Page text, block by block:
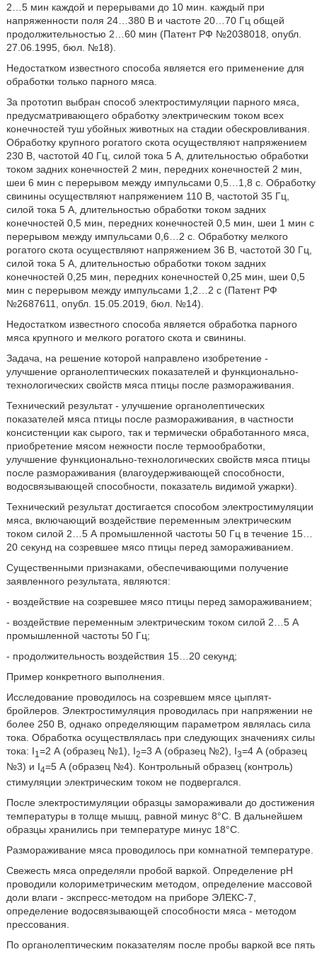
2…5 мин каждой и перерывами до 10 мин. каждый при
напряженности поля 24…380 В и частоте 20…70 Гц общей
продолжительностью 2…60 мин (Патент РФ №2038018, опубл.
27.06.1995, бюл. №18).
Недостатком известного способа является его применение для
обработки только парного мяса.
За прототип выбран способ электростимуляции парного мяса,
предусматривающего обработку электрическим током всех
конечностей туш убойных животных на стадии обескровливания.
Обработку крупного рогатого скота осуществляют напряжением
230 В, частотой 40 Гц, силой тока 5 А, длительностью обработки
током задних конечностей 2 мин, передних конечностей 2 мин,
шеи 6 мин с перерывом между импульсами 0,5…1,8 с. Обработку
свинины осуществляют напряжением 110 В, частотой 35 Гц,
силой тока 5 А, длительностью обработки током задних
конечностей 0,5 мин, передних конечностей 0,5 мин, шеи 1 мин с
перерывом между импульсами 0,6…2 с. Обработку мелкого
рогатого скота осуществляют напряжением 36 В, частотой 30 Гц,
силой тока 5 А, длительностью обработки током задних
конечностей 0,25 мин, передних конечностей 0,25 мин, шеи 0,5
мин с перерывом между импульсами 1,2…2 с (Патент РФ
№2687611, опубл. 15.05.2019, бюл. №14).
Недостатком известного способа является обработка парного
мяса крупного и мелкого рогатого скота и свинины.
Задача, на решение которой направлено изобретение -
улучшение органолептических показателей и функционально-
технологических свойств мяса птицы после размораживания.
Технический результат - улучшение органолептических
показателей мяса птицы после размораживания, в частности
консистенции как сырого, так и термически обработанного мяса,
приобретение мясом нежности после термообработки,
улучшение функционально-технологических свойств мяса птицы
после размораживания (влагоудерживающей способности,
водосвязывающей способности, показатель видимой ужарки).
Технический результат достигается способом электростимуляции
мяса, включающий воздействие переменным электрическим
током силой 2…5 А промышленной частоты 50 Гц в течение 15…
20 секунд на созревшее мясо птицы перед замораживанием.
Существенными признаками, обеспечивающими получение
заявленного результата, являются:
- воздействие на созревшее мясо птицы перед замораживанием;
- воздействие переменным электрическим током силой 2…5 А
промышленной частоты 50 Гц;
- продолжительность воздействия 15…20 секунд;
Пример конкретного выполнения.
Исследование проводилось на созревшем мясе цыплят-
бройлеров. Электростимуляция проводилась при напряжении не
более 250 В, однако определяющим параметром являлась сила
тока. Обработка осуществлялась при следующих значениях силы
тока: I1 =2 А (образец №1), I2=3 А (образец №2), I3=4 А (образец
№3) и I4=5 А (образец №4). Контрольный образец (контроль)
стимуляции электрическим током не подвергался.
После электростимуляции образцы замораживали до достижения
температуры в толще мышц, равной минус 8°С. В дальнейшем
образцы хранились при температуре минус 18°С.
Размораживание мяса проводилось при комнатной температуре.
Свежесть мяса определяли пробой варкой. Определение рН
проводили колориметрическим методом, определение массовой
доли влаги - экспресс-методом на приборе ЭЛЕКС-7,
определение водосвязывающей способности мяса - методом
прессования.
По органолептическим показателям после пробы варкой все пять